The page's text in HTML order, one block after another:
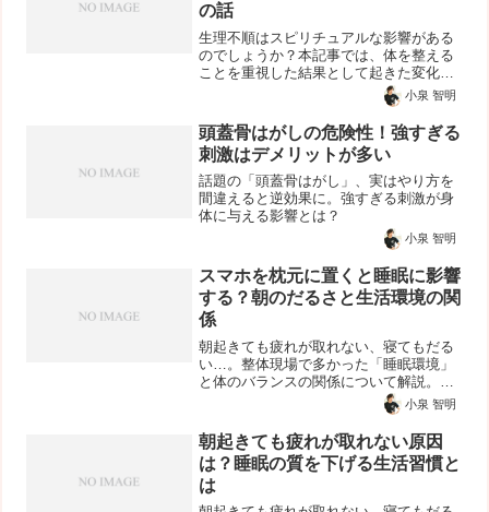
の話
生理不順はスピリチュアルな影響がある
のでしょうか？本記事では、体を整える
ことを重視した結果として起きた変化の
事例を紹介します。女性の体のリズムや
不調との向き合い方、整えてから鍛える
という考え方について解説します。
小泉 智明
頭蓋骨はがしの危険性！強すぎる
刺激はデメリットが多い
話題の「頭蓋骨はがし」、実はやり方を
間違えると逆効果に。強すぎる刺激が身
体に与える影響とは？
小泉 智明
スマホを枕元に置くと睡眠に影響
する？朝のだるさと生活環境の関
係
朝起きても疲れが取れない、寝てもだる
い…。整体現場で多かった「睡眠環境」
と体のバランスの関係について解説。ス
マホを枕元に置く習慣や生活環境を見直
小泉 智明
朝起きても疲れが取れない原因
は？睡眠の質を下げる生活習慣と
は